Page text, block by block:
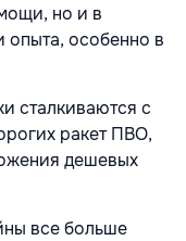
но и в
опыта, особенно в
сталкиваются с
ракет ПВО,
дешевых
все больше